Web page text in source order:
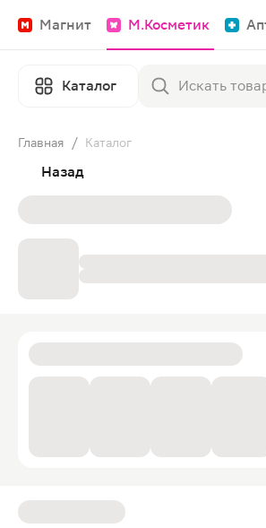
Магнит М.Косметик
Каталог
Главная / Каталог
Назад